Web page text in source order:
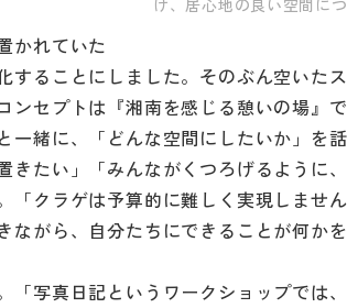
け、居心地の良い空間に
かれていた
ることにしました。そのぶん空いた
セプトは『湘南を感じる憩いの場』
緒に、「どんな空間にしたいか」を話
きたい」「みんながくつろげるように
クラゲは予算的に難しく実現しませ
がら、自分たちにできることが何か
写真日記というワークショップでは